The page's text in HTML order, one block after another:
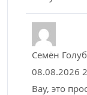
Семён
08.08.2026
Вау, это